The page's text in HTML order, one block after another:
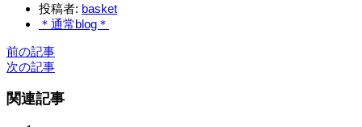
投稿者: basket
＊通常blog＊
前の記事
次の記事
関連記事